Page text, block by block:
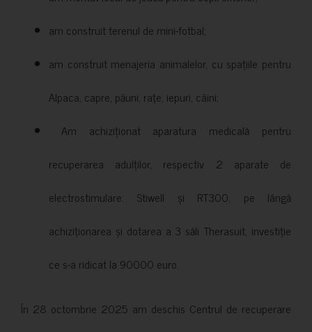
am construit terenul de mini-fotbal;
am construit menajeria animalelor, cu spațiile pentru
Alpaca, capre, păuni, rațe, iepuri, câini;
Am achiziționat aparatura medicală pentru
recuperarea adulților, respectiv 2 aparate de
electrostimulare: Stiwell și RT300, pe lângă
achiziționarea și dotarea a 3 săli Therasuit, investiție
ce s-a ridicat la 90000 euro.
În 28 octombrie 2025 am deschis Centrul de recuperare